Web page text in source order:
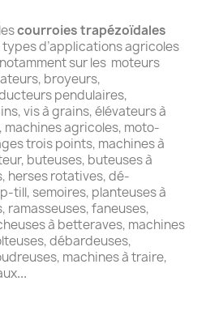
courroies trapézoïdales
types d’applications agricoles
sur les moteurs
broyeurs,
pendulaires,
vis à grains, élévateurs à
agricoles, moto-
trois points, machines à
buteuses, buteuses à
herses rotatives, dé-
till, semoires, planteuses à
ramasseuses, faneuses,
à betteraves, machines
débardeuses,
machines à traire,
...